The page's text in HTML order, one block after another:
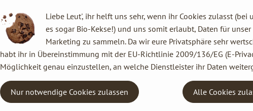
Liebe Leut', ihr helft uns sehr, wenn ihr Cookies zulasst (bei
es sogar Bio-Kekse!) und uns somit erlaubt, Daten für unser
Marketing zu sammeln. Da wir eure Privatsphäre sehr
habt ihr in Übereinstimmung mit der EU-Richtlinie 2009/136/EG (E-
Möglichkeit genau einzustellen, an welche Dienstleister ihr Daten
Nur notwendige Cookies zulassen Alle Cookies